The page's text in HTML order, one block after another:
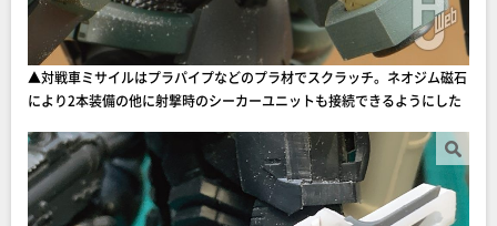
▲対戦車ミサイルはプラパイプなどのプラ材でスクラッチ。ネオジム磁石
により2本装備の他に射撃時のシーカーユニットも接続できるようにした